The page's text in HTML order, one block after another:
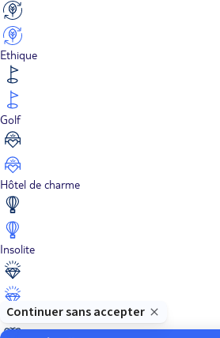
Ethique
Golf
Hôtel de charme
Insolite
Luxe